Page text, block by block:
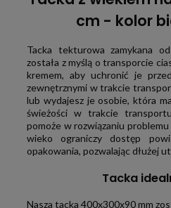
Tacka z wiekiem
cm - kolor
Tacka tekturowa zamykana
została z myślą o transporcie
kremem, aby uchronić je
zewnętrznymi w trakcie
lub wydajesz je osobie, która
świeżości w trakcie
pomoże w rozwiązaniu
wieko ograniczy dostęp